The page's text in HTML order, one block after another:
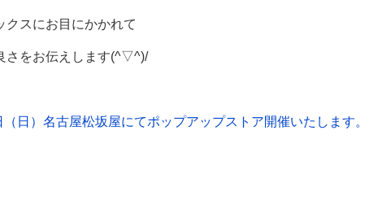
クスにお目にかかれて
さをお伝えします(^▽^)/
日）名古屋松坂屋にてポップアップストア開催いたします。